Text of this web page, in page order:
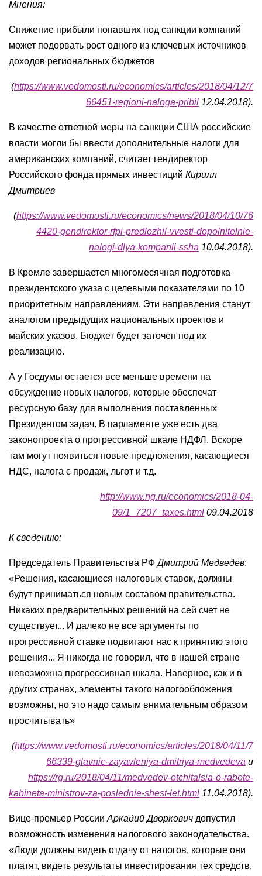
Мнения:
Снижение прибыли попавших под санкции компаний
может подорвать рост одного из ключевых источников
доходов региональных бюджетов
(https://www.vedomosti.ru/economics/articles/2018/04/12/7
66451-regioni-naloga-pribil 12.04.2018).
В качестве ответной меры на санкции США российские
власти могли бы ввести дополнительные налоги для
американских компаний, считает гендиректор
Российского фонда прямых инвестиций Кирилл
Дмитриев
(https://www.vedomosti.ru/economics/news/2018/04/10/76
4420-gendirektor-rfpi-predlozhil-vvesti-dopolnitelnie-
nalogi-dlya-kompanii-ssha 10.04.2018).
В Кремле завершается многомесячная подготовка
президентского указа с целевыми показателями по 10
приоритетным направлениям. Эти направления станут
аналогом предыдущих национальных проектов и
майских указов. Бюджет будет заточен под их
реализацию.
А у Госдумы остается все меньше времени на
обсуждение новых налогов, которые обеспечат
ресурсную базу для выполнения поставленных
Президентом задач. В парламенте уже есть два
законопроекта о прогрессивной шкале НДФЛ. Вскоре
там могут появиться новые предложения, касающиеся
НДС, налога с продаж, льгот и т.д.
http://www.ng.ru/economics/2018-04-
09/1_7207_taxes.html 09.04.2018
К сведению:
Председатель Правительства РФДмитрий Медведев:
«Решения, касающиеся налоговых ставок, должны
будут приниматься новым составом правительства.
Никаких предварительных решений на сей счет не
существует... И далеко не все аргументы по
прогрессивной ставке подвигают нас к принятию этого
решения... Я никогда не говорил, что в нашей стране
невозможна прогрессивная шкала. Наверное, как и в
других странах, элементы такого налогообложения
возможны, но это надо самым внимательным образом
просчитывать»
(https://www.vedomosti.ru/economics/articles/2018/04/11/7
66339-glavnie-zayavleniya-dmitriya-medvedeva и
https://rg.ru/2018/04/11/medvedev-otchitalsia-o-rabote-
kabineta-ministrov-za-poslednie-shest-let.html 11.04.2018).
Вице-премьер России Аркадий Дворкович допустил
возможность изменения налогового законодательства.
«Люди должны видеть отдачу от налогов, которые они
платят, видеть результаты инвестирования тех средств,